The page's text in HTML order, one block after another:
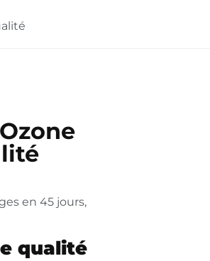
en 45 jours,
qualité